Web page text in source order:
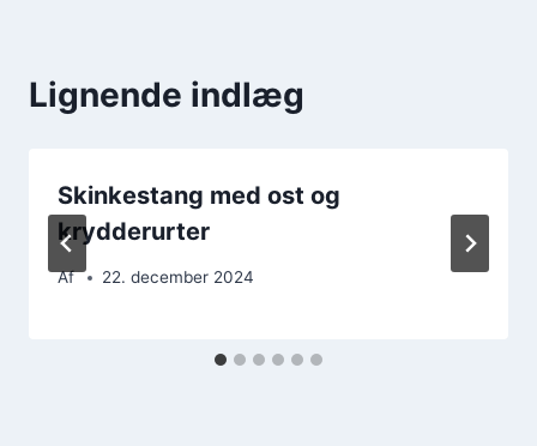
Lignende indlæg
Skinkestang med ost og
krydderurter
Af 22. december 2024